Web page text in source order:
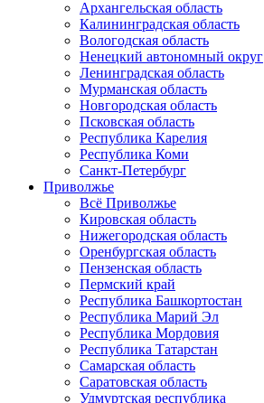
Архангельская область
Калининградская область
Вологодская область
Ненецкий автономный округ
Ленинградская область
Мурманская область
Новгородская область
Псковская область
Республика Карелия
Республика Коми
Санкт-Петербург
Приволжье
Всё Приволжье
Кировская область
Нижегородская область
Оренбургская область
Пензенская область
Пермский край
Республика Башкортостан
Республика Марий Эл
Республика Мордовия
Республика Татарстан
Самарская область
Саратовская область
Удмуртская республика